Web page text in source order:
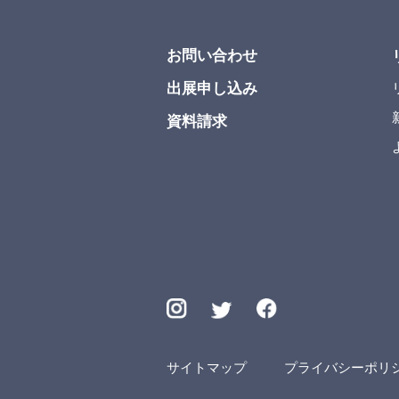
お問い合わせ
出展申し込み
資料請求
サイトマップ プライバシーポリ